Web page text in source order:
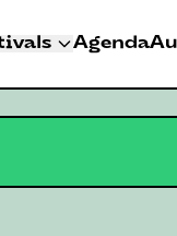
8 NOVEMBER
Agenda